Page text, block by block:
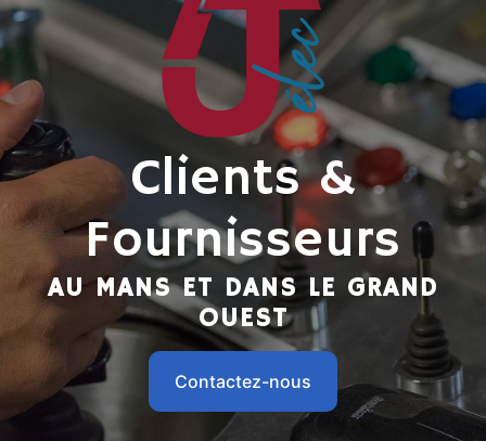
Clients &
Fournisseurs
AU MANS ET DANS LE GRAND
OUEST
Contactez-nous